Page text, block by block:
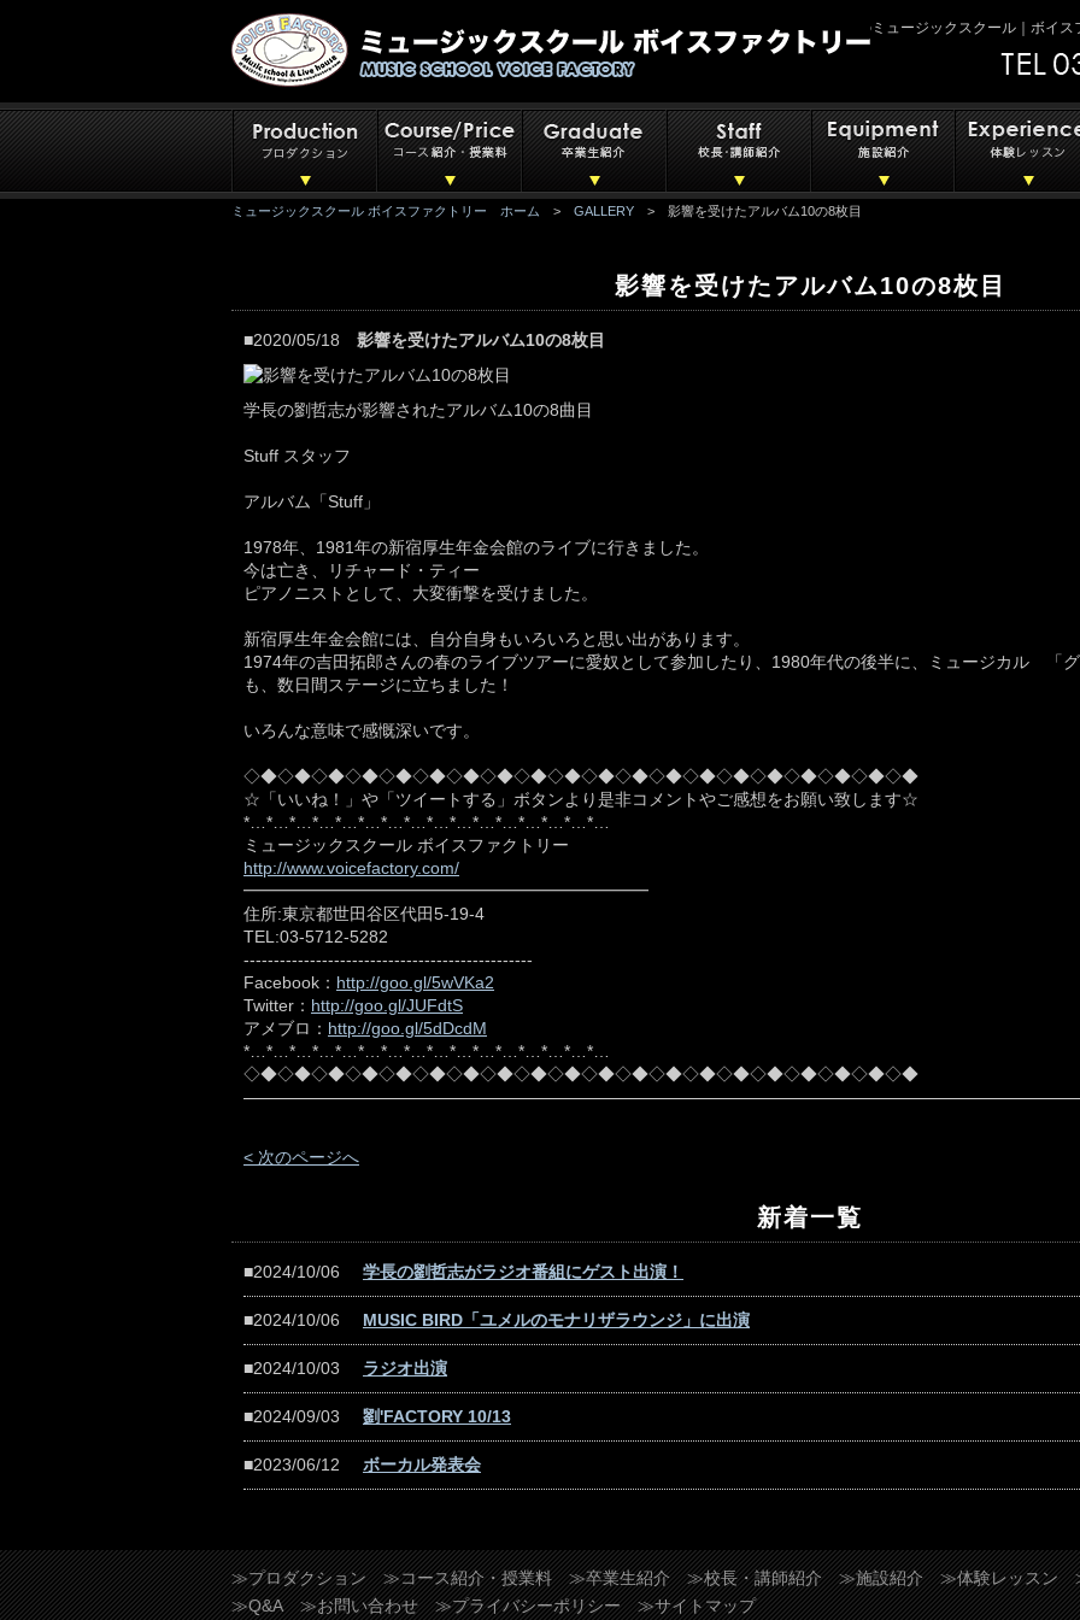
世田谷区下北沢のミュージックスクール｜ボイ
ミュージックスクール ボイスファクトリー ホーム > GALLERY > 影響を受けたアルバム10の8枚目
影響を受けたアルバム10の8枚目
■2020/05/18 影響を受けたアルバム10の8枚目
学長の劉哲志が影響されたアルバム10の8曲目
Stuff スタッフ
アルバム「Stuff」
1978年、1981年の新宿厚生年金会館のライブに行きました。
今は亡き、リチャード・ティー
ピアノニストとして、大変衝撃を受けました。
新宿厚生年金会館には、自分自身もいろいろと思い出があります。
1974年の吉田拓郎さんの春のライブツアーに愛奴として参加したり、1980年代の後半に、ミュージカル 「
も、数日間ステージに立ちました！
いろんな意味で感慨深いです。
◇◆◇◆◇◆◇◆◇◆◇◆◇◆◇◆◇◆◇◆◇◆◇◆◇◆◇◆◇◆◇◆◇◆◇◆◇◆◇◆
☆「いいね！」や「ツイートする」ボタンより是非コメントやご感想をお願い致します☆
*…*…*…*…*…*…*…*…*…*…*…*…*…*…*…*…
ミュージックスクール ボイスファクトリー
http://www.voicefactory.com/
━━━━━━━━━━━━━━━━━━━━━━━━
住所:東京都世田谷区代田5-19-4
TEL:03-5712-5282
------------------------------------------------
Facebook： http://goo.gl/5wVKa2
Twitter： http://goo.gl/JUFdtS
アメブロ： http://goo.gl/5dDcdM
*…*…*…*…*…*…*…*…*…*…*…*…*…*…*…*…
◇◆◇◆◇◆◇◆◇◆◇◆◇◆◇◆◇◆◇◆◇◆◇◆◇◆◇◆◇◆◇◆◇◆◇◆◇◆◇◆
< 次のページへ
新着一覧
■2024/10/06 学長の劉哲志がラジオ番組にゲスト出演！
■2024/10/06 MUSIC BIRD「ユメルのモナリザラウンジ」に出演
■2024/10/03 ラジオ出演
■2024/09/03 劉'FACTORY 10/13
■2023/06/12 ボーカル発表会
≫プロダクション ≫コース紹介・授業料 ≫卒業生紹介 ≫校長・講師紹介 ≫施設紹介 ≫体験レッスン
≫Q&A
≫お問い合わせ ≫プライバシーポリシー ≫サイトマップ